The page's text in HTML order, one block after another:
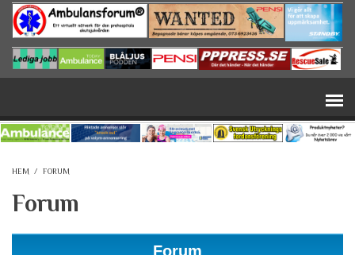
Hoppa till huvudinnehåll
HEM / FORUM
Forum